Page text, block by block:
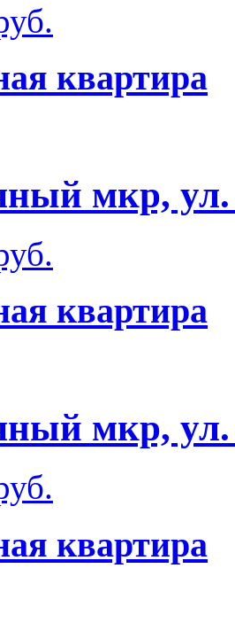
квартира
мкр,
квартира
мкр,
квартира